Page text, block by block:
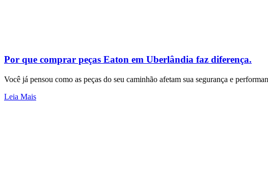
Por que comprar peças Eaton em Uberlândia faz diferença.
Você já pensou como as peças do seu caminhão afetam sua segurança e
Leia Mais